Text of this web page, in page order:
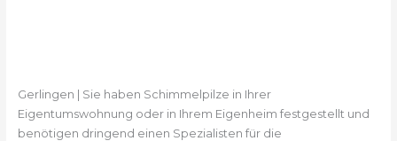
Gerlingen | Sie haben Schimmelpilze in Ihrer
Eigentumswohnung oder in Ihrem Eigenheim festgestellt und
benötigen dringend einen Spezialisten für die